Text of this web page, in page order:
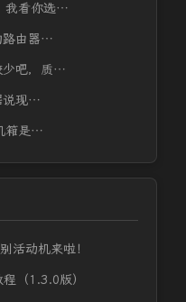
我看你选…
路由器…
少吧，质…
说现…
箱是…
活动机来啦！
（1.3.0版）